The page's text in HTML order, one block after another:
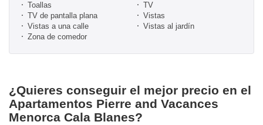
Toallas
TV
TV de pantalla plana
Vistas
Vistas a una calle
Vistas al jardín
Zona de comedor
¿Quieres conseguir el mejor precio en el
Apartamentos Pierre and Vacances
Menorca Cala Blanes?